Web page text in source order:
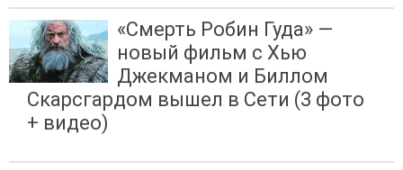
«Смерть Робин Гуда» —
новый фильм с Хью
Джекманом и Биллом
Скарсгардом вышел в Сети (3 фото
+ видео)